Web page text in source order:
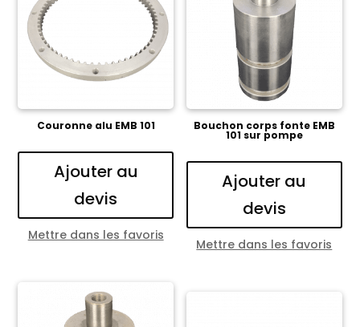
Couronne alu EMB 101
Ajouter au
devis
Mettre dans les favoris
Bouchon corps fonte EMB
101 sur pompe
Ajouter au
devis
Mettre dans les favoris